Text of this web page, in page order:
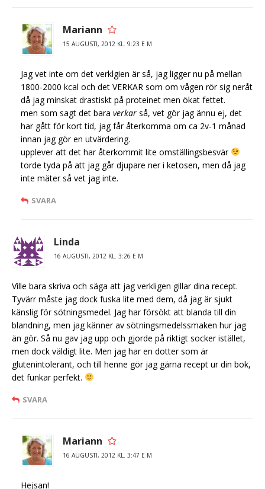
Mariann
15 AUGUSTI, 2012 KL. 9:23 E M
Jag vet inte om det verklgien är så, jag ligger nu på mellan
1800-2000 kcal och det VERKAR som om vågen rör sig neråt
då jag minskat drastiskt på proteinet men ökat fettet.
men som sagt det bara verkar så, vet gör jag ännu ej, det
har gått för kort tid, jag får återkomma om ca 2v-1 månad
innan jag gör en utvärdering.
upplever att det har återkommit lite omställingsbesvär
torde tyda på att jag går djupare ner i ketosen, men då jag
inte mäter så vet jag inte.
SVARA
Linda
16 AUGUSTI, 2012 KL. 3:26 E M
Ville bara skriva och säga att jag verkligen gillar dina recept.
Tyvärr måste jag dock fuska lite med dem, då jag är sjukt
känslig för sötningsmedel. Jag har försökt att blanda till din
blandning, men jag känner av sötningsmedelssmaken hur jag
än gör. Så nu gav jag upp och gjorde på riktigt socker istället,
men dock väldigt lite. Men jag har en dotter som är
glutenintolerant, och till henne gör jag gärna recept ur din bok,
det funkar perfekt.
SVARA
Mariann
16 AUGUSTI, 2012 KL. 3:47 E M
Hejsan!